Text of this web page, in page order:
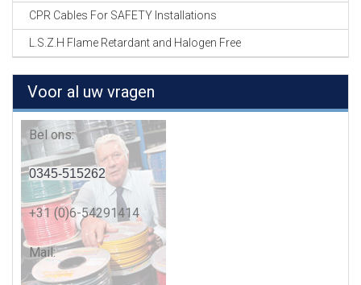
CPR Cables For SAFETY Installations
L.S.Z.H Flame Retardant and Halogen Free
Voor al uw vragen
Bel ons:
0345-515262
+31 (0)6-54291414
Mail: